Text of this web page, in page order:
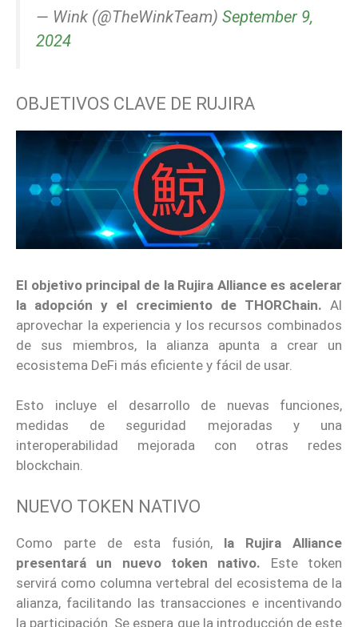
— Wink (@TheWinkTeam) September 9,
2024
OBJETIVOS CLAVE DE RUJIRA
El objetivo principal de la Rujira Alliance es acelerar
la adopción y el crecimiento de THORChain. Al
aprovechar la experiencia y los recursos combinados
de sus miembros, la alianza apunta a crear un
ecosistema DeFi más eficiente y fácil de usar.
Esto incluye el desarrollo de nuevas funciones,
medidas de seguridad mejoradas y una
interoperabilidad mejorada con otras redes
blockchain.
NUEVO TOKEN NATIVO
Como parte de esta fusión, la Rujira Alliance
presentará un nuevo token nativo. Este token
servirá como columna vertebral del ecosistema de la
alianza, facilitando las transacciones e incentivando
la participación. Se espera que la introducción de este